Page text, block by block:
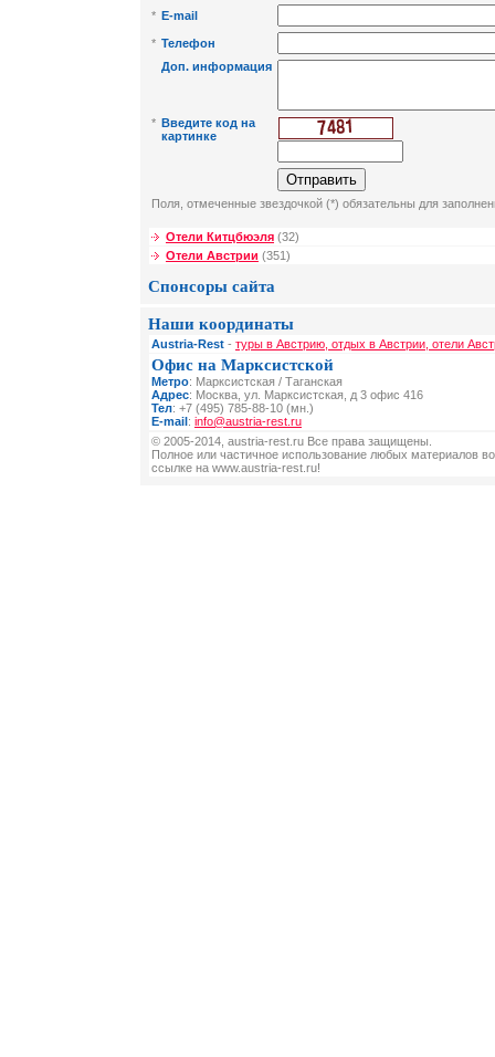
* E-mail
* Телефон
Доп. информация
* Введите код на
картинке
Поля, отмеченные звездочкой (*) обязательны для
Отели Китцбюэля (32)
Отели Австрии (351)
Спонсоры сайта
Наши координаты
Austria-Rest - туры в Австрию, отдых в Австрии, отели
Офис на Марксистской
Метро: Марксистская / Таганская
Адрес: Москва, ул. Марксистская, д 3 офис 416
Тел: +7 (495) 785-88-10 (мн.)
E-mail: info@austria-rest.ru
© 2005-2014, austria-rest.ru Все права защищены.
Полное или частичное использование любых материалов
ссылке на www.austria-rest.ru!